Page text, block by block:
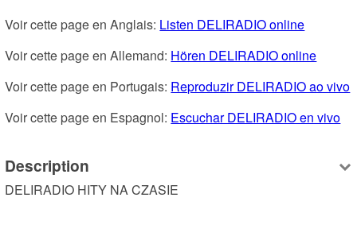
Voir cette page en Anglais: Listen DELIRADIO online
Voir cette page en Allemand: Hören DELIRADIO online
Voir cette page en Portugais: Reproduzir DELIRADIO ao vivo
Voir cette page en Espagnol: Escuchar DELIRADIO en vivo
Description
DELIRADIO HITY NA CZASIE